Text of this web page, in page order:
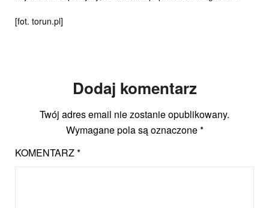
[fot. torun.pl]
Dodaj komentarz
Twój adres email nie zostanie opublikowany.
Wymagane pola są oznaczone*
KOMENTARZ*